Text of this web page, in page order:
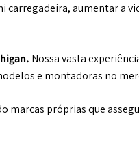
aumentar a
Nossa vasta
e montadoras no
marcas próprias que